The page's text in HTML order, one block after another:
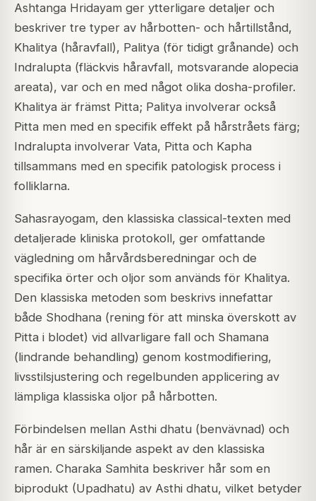
Ashtanga Hridayam ger ytterligare detaljer och
beskriver tre typer av hårbotten- och hårtillstånd,
Khalitya (håravfall), Palitya (för tidigt grånande) och
Indralupta (fläckvis håravfall, motsvarande alopecia
areata), var och en med något olika dosha-profiler.
Khalitya är främst Pitta; Palitya involverar också
Pitta men med en specifik effekt på hårstråets färg;
Indralupta involverar Vata, Pitta och Kapha
tillsammans med en specifik patologisk process i
folliklarna.
Sahasrayogam, den klassiska classical-texten med
detaljerade kliniska protokoll, ger omfattande
vägledning om hårvårdsberedningar och de
specifika örter och oljor som används för Khalitya.
Den klassiska metoden som beskrivs innefattar
både Shodhana (rening för att minska överskott av
Pitta i blodet) vid allvarligare fall och Shamana
(lindrande behandling) genom kostmodifiering,
livsstilsjustering och regelbunden applicering av
lämpliga klassiska oljor på hårbotten.
Förbindelsen mellan Asthi dhatu (benvävnad) och
hår är en särskiljande aspekt av den klassiska
ramen. Charaka Samhita beskriver hår som en
biprodukt (Upadhatu) av Asthi dhatu, vilket betyder